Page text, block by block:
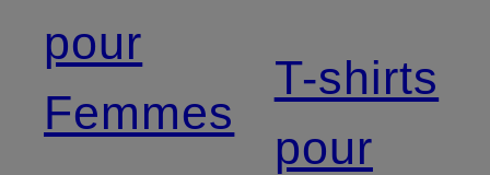
pour
Femmes
T-shirts
pour